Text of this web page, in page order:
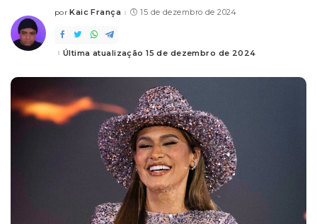
Posted
por Kaic França 15 de dezembro de 2024
Última atualização 15 de dezembro de 2024